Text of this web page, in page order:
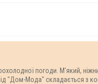
погоди. М'який,
"Дом-Мода" складається з